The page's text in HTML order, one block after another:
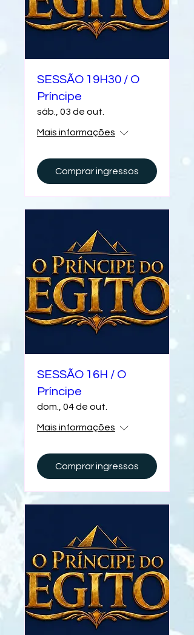
SESSÃO 19H30 / O
Príncipe
sáb., 03 de out.
Mais informações
Comprar ingressos
SESSÃO 16H / O
Príncipe
dom., 04 de out.
Mais informações
Comprar ingressos